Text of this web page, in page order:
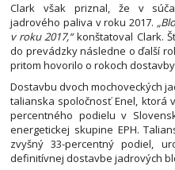
Clark však priznal, že v
jadrového paliva v roku 2017.
v roku 2017,“konštatoval Clark.
do prevádzky následne o ďalší
pritom hovorilo o rokoch dostavby
Dostavbu dvoch mochoveckých
talianska spoločnosť Enel, ktorá
percentného podielu v
energetickej skupine EPH.
zvyšný 33-percentný podiel,
definitívnej dostavbe jadrových